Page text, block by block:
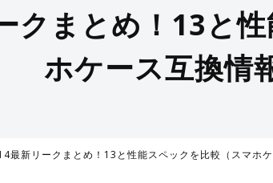
まとめ！13と
ホケース互換情
最新リークまとめ！13と性能スペックを比較（スマホ